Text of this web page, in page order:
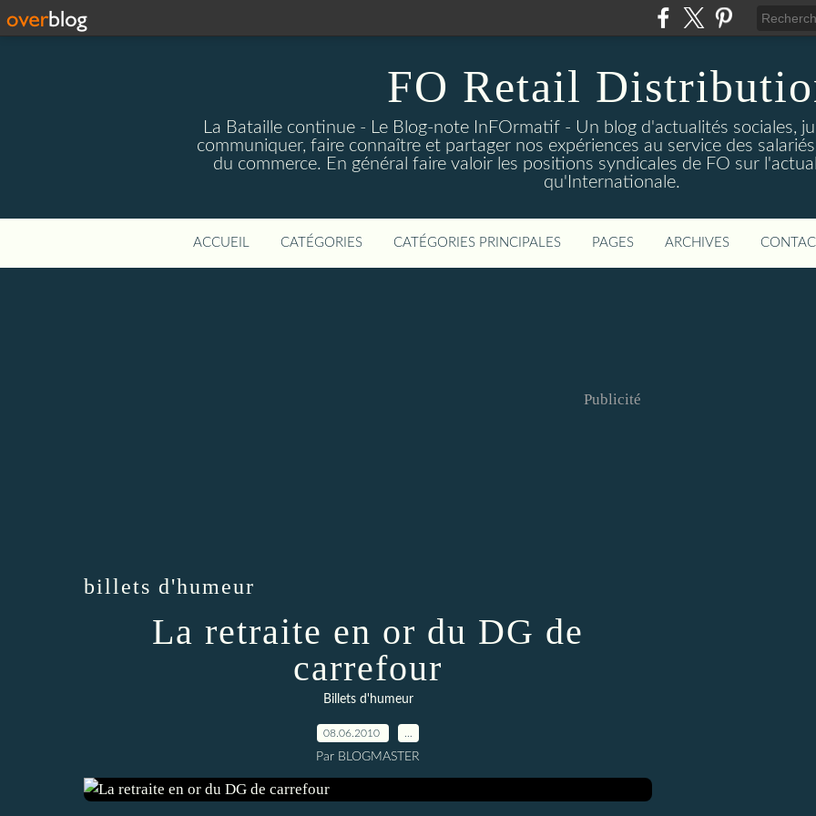
FO Retail
La Bataille continue - Le Blog-note InFOrmatif - Un blog d'actualités sociales,
communiquer, faire connaître et partager nos expériences au service des
du commerce. En général faire valoir les positions syndicales de FO sur
qu'Internationale.
ACCUEIL CATÉGORIES CATÉGORIES PRINCIPALES PAGES ARCHIVES
Publicité
billets d'humeur
La retraite en or du DG de
carrefour
Billets d'humeur
08.06.2010
Par BLOGMASTER